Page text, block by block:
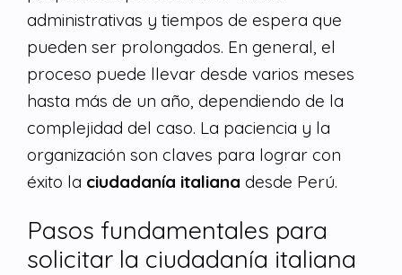
administrativas y tiempos de espera que
pueden ser prolongados. En general, el
proceso puede llevar desde varios meses
hasta más de un año, dependiendo de la
complejidad del caso. La paciencia y la
organización son claves para lograr con
éxito la ciudadanía italiana desde Perú.
Pasos fundamentales para
solicitar la ciudadanía italiana